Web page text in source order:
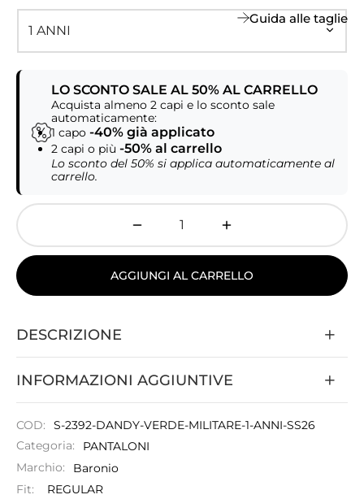
Guida alle taglie
LO SCONTO SALE AL 50% AL CARRELLO
Acquista almeno 2 capi e lo sconto sale
automaticamente:
1 capo -40% già applicato
2 capi o più -50% al carrello
Lo sconto del 50% si applica automaticamente al
carrello.
AGGIUNGI AL CARRELLO
DESCRIZIONE
INFORMAZIONI AGGIUNTIVE
Fit: REGULAR
COD:
S-2392-DANDY-VERDE-MILITARE-1-ANNI-SS26
Categoria:
PANTALONI
Marchio:
Baronio